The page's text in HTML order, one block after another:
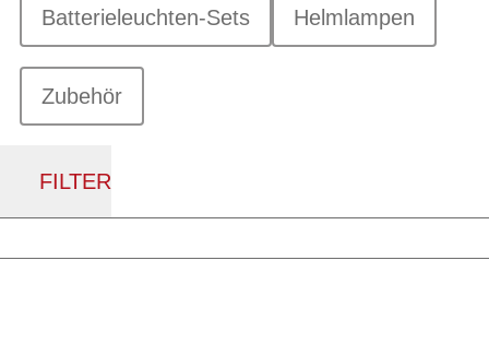
Batterieleuchten-Sets Helmlampen
Zubehör
FILTER